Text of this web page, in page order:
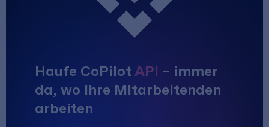
Haufe CoPilot API – immer
da, wo Ihre Mitarbeitenden
arbeiten